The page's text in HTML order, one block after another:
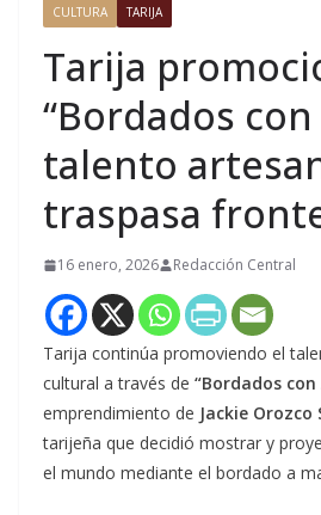
CULTURA TARIJA
Tarija
“Bordados con
talento
traspasa
16 enero, 2026 Redacción Central
Tarija continúa promoviendo el
cultural a través de “Bordados con
emprendimiento de Jackie Orozco
tarijeña que decidió mostrar y
el mundo mediante el bordado a